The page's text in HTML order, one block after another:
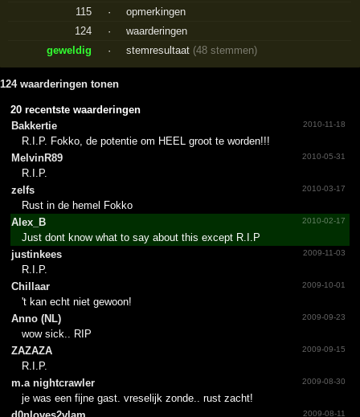
115
·
opmerkingen
124
·
waarderingen
geweldig
· stemresultaat (48 stemmen)
124 waarderingen tonen
20 recentste waarderingen
Bakkertie
2010-11-18
R.I.P. Fokko, de potentie om HEEL groot te worden!!!
MelvinR89
2010-05-31
R.I.P.
zelfs
2010-03-17
Rust in de hemel Fokko
Alex_B
2010-02-17
Just dont know what to say about this except R.I.P
justinkees
2009-11-03
R.I.P.
Chillaar
2009-10-01
't kan echt niet gewoon!
Anno (NL)
2009-09-23
wow sick.. RIP
ZAZAZA
2009-09-15
R.I.P.
m.­a nightc­rawler
2009-08-30
je was een fijne gast. vreselijk zonde.. rust zacht!
d0nlov­es2vla­m
2009-08-11